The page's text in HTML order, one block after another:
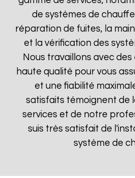
de systèmes de
réparation de fuites, la
et la vérification des
Nous travaillons avec
haute qualité pour vous
et une fiabilité
satisfaits témoignent de
services et de notre
suis très satisfait de
système de